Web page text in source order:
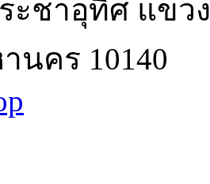
ะชาอุทิศ แขว
นคร 10140